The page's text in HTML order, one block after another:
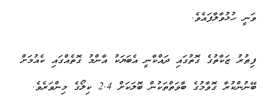
ވަނީ ހުޅުވާލާފައެވެ.
ފިޠުރު ޒަކާތުގެ ގޮތުގައި ދައްކާނީ އެބަޔަކު އާންމު ގޮތެއްގައި ކެއުމަށް
ބޭނުންކުރާ ގޮވާމުގެ ބާވަތްތަކުން ބޮލަކަށް 2.4 ކިލޯގެ މިންވަރެވެ.